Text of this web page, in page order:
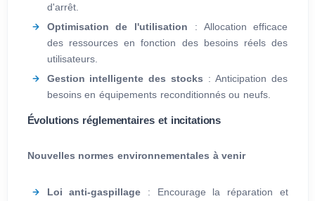
d'arrêt.
Optimisation de l'utilisation : Allocation efficace
des ressources en fonction des besoins réels des
utilisateurs.
Gestion intelligente des stocks : Anticipation des
besoins en équipements reconditionnés ou neufs.
Évolutions réglementaires et incitations
Nouvelles normes environnementales à venir
Loi anti-gaspillage : Encourage la réparation et